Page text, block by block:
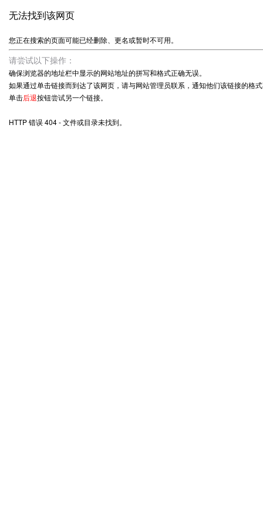
无法找到该网页
您正在搜索的页面可能已经删除、更名或暂时不可用。
请尝试以下操作：
确保浏览器的地址栏中显示的网站地址的拼写和格式正确无误。
如果通过单击链接而到达了该网页，请与网站管理员联系，通知他们该链接的格
单击后退按钮尝试另一个链接。
HTTP 错误 404 - 文件或目录未找到。